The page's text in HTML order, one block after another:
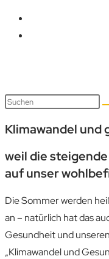
Klimawandel und
weil die
auf unser
Die Sommer werden
an – natürlich hat das
Gesundheit und
„Klimawandel und